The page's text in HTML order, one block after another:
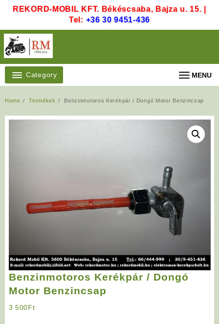
REKORD-MOBIL KFT. Békéscsaba, Bajza u. 15. |
Tel: +36 30 9451-436
Category MENU
Home Termékek Benzinmotoros Kerékpár / Dongó Motor Benzincsap
Benzinmotoros Kerékpár / Dongó
Motor Benzincsap
3 500Ft